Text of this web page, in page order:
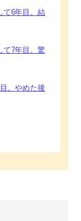
て6年目。結
て7年目。驚
。やめた後